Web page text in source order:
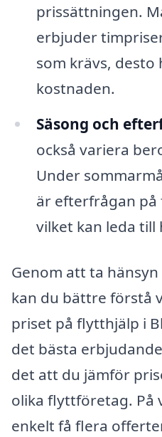
prissättningen.
erbjuder
som krävs, desto
kostnaden.
Säsong och
också variera
Under
är efterfrågan
vilket kan leda till
Genom att ta
kan du bättre förstå
priset på flytthjälp i
det bästa
det att du jämför
olika flyttföretag. På
enkelt få flera